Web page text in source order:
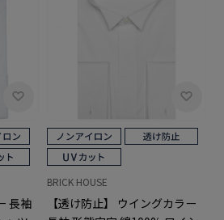
長袖
BRICK HOUSE
【透け防止】 ウイングカラー